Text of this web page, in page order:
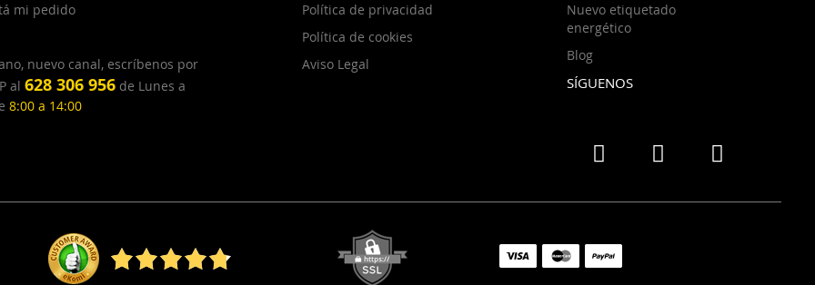
mi pedido
nuevo canal, escríbenos por
al 628 306 956de Lunes a
8:00 a 14:00
Política de privacidad
Política de cookies
Aviso Legal
Nuevo etiquetado
energético
Blog
SÍGUENOS